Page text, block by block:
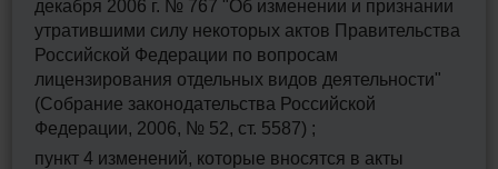
декабря 2006 г. № 767 "Об изменении и признании
утратившими силу некоторых актов Правительства
Российской Федерации по вопросам
лицензирования отдельных видов деятельности"
(Собрание законодательства Российской
Федерации, 2006, № 52, ст. 5587) ;
пункт 4 изменений, которые вносятся в акты